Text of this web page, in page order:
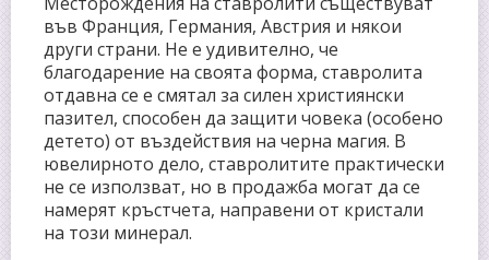
във Франция, Германия, Австрия и някои
други страни. Не е удивително, че
благодарение на своята форма, ставролита
отдавна се е смятал за силен християнски
пазител, способен да защити човека (особено
детето) от въздействия на черна магия. В
ювелирното дело, ставролитите практически
не се използват, но в продажба могат да се
намерят кръстчета, направени от кристали
на този минерал.